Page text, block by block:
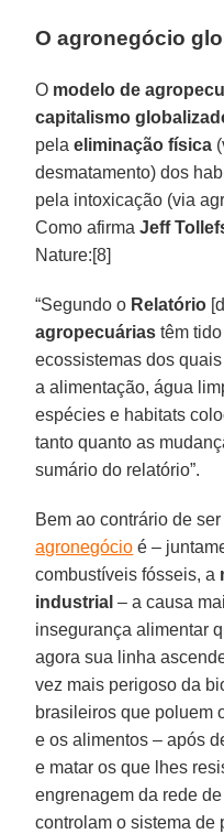
O agronegócio
O modelo de
capitalismo
pelaeliminação física
desmatamento) dos
pela intoxicação (via
Como afirmaJeff
Nature:[8]
“Segundo o Relatório
agropecuárias têm
ecossistemas dos
a alimentação, água
espécies e habitats
tanto quanto as
sumário do relatório”.
Bem ao contrário de
agronegócio é –
combustíveis fósseis, a
industrial – a causa
insegurança alimentar
agora sua linha
vez mais perigoso da
brasileiros que poluem
e os alimentos – após
e matar os que lhes
engrenagem da rede
controlam o sistema de